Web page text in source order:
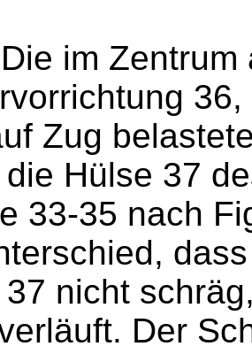
Die im Zentrum
Zug
Hülse 37
33-35 nach
nicht
Der